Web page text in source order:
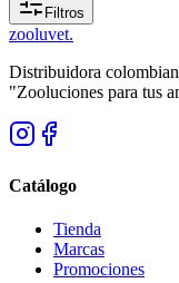
Filtros
zooluvet.
Distribuidora
"Zooluciones para tus
Catálogo
Tienda
Marcas
Promociones